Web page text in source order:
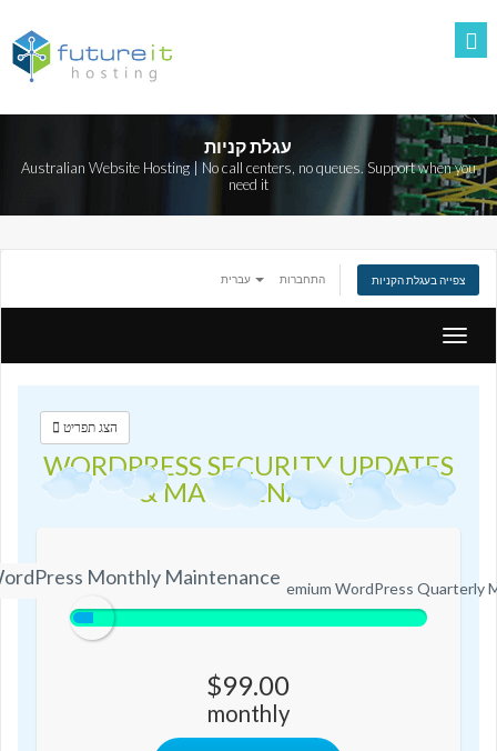
עגלת קניות
Australian Website Hosting | No call centers, no queues. Support when you
need it
התחברות צפייה בעגלת הקניות
הפעלת
ניווט
הצג תפריט
WORDPRESS SECURITY UPDATES
& MAINTENANCE
Monthly Maintenance
WordPress Monthly Maintenance Premium WordPress Quarterly
$99.00
monthly